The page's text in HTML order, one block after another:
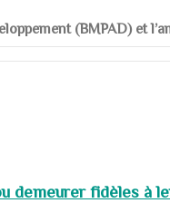
(BMPAD) et
demeurer fidèles à